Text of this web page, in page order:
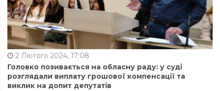
2 Лютого 2024, 17:08
Головко позивається на обласну раду: у суді
розглядали виплату грошової компенсації та
виклик на допит депутатів